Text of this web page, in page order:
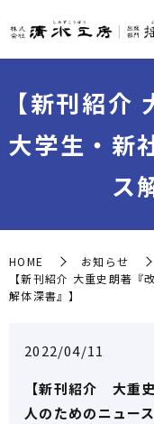
【新刊紹介
大学生・新
ス
HOME
お知らせ
【新刊紹介 大重史朗著『
解体深書』】
2022/04/11
【新刊紹介 大重
人のためのニュー